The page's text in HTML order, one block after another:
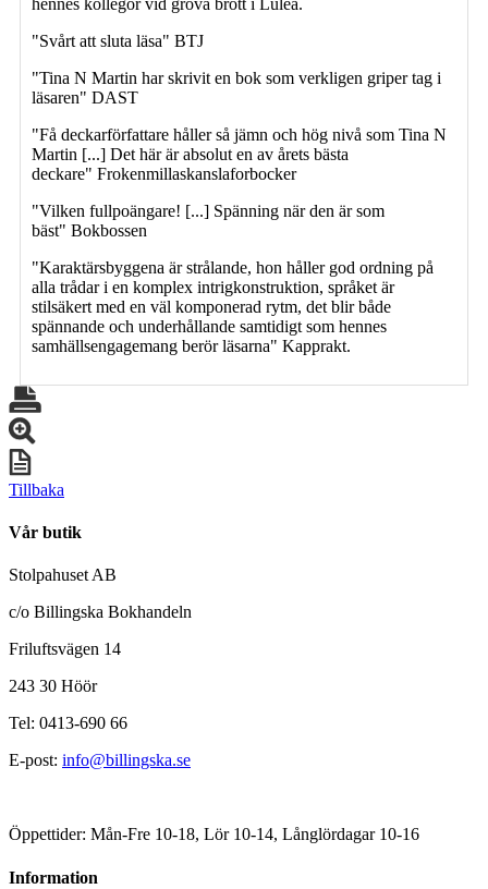
"Svårt att sluta läsa" BTJ
"Tina N Martin har skrivit en bok som verkligen griper tag i
läsaren" DAST
"Få deckarförfattare håller så jämn och hög nivå som Tina N
Martin [...] Det här är absolut en av årets bästa
deckare" Frokenmillaskanslaforbocker
"Vilken fullpoängare! [...] Spänning när den är som
bäst" Bokbossen
"Karaktärsbyggena är strålande, hon håller god ordning på
alla trådar i en komplex intrigkonstruktion, språket är
stilsäkert med en väl komponerad rytm, det blir både
spännande och underhållande samtidigt som hennes
samhällsengagemang berör läsarna" Kapprakt.
Tillbaka
Vår butik
Stolpahuset AB
c/o Billingska Bokhandeln
Friluftsvägen 14
243 30 Höör
Tel: 0413-690 66
E-post: info@billingska.se
Öppettider: Mån-Fre 10-18, Lör 10-14, Långlördagar 10-16
Information